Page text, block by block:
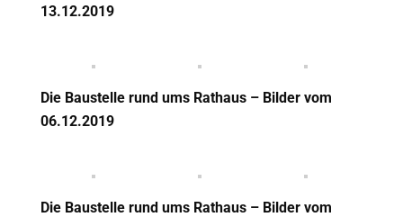
13.12.2019
Die Baustelle rund ums Rathaus – Bilder vom
06.12.2019
Die Baustelle rund ums Rathaus – Bilder vom